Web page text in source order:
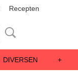
Recepten
DIVERSEN +